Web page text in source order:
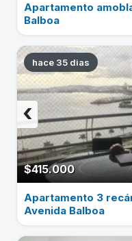
Apartamento
Balboa
hace 35 dias
$415.000
‹
Apartamento 3
Avenida Balboa